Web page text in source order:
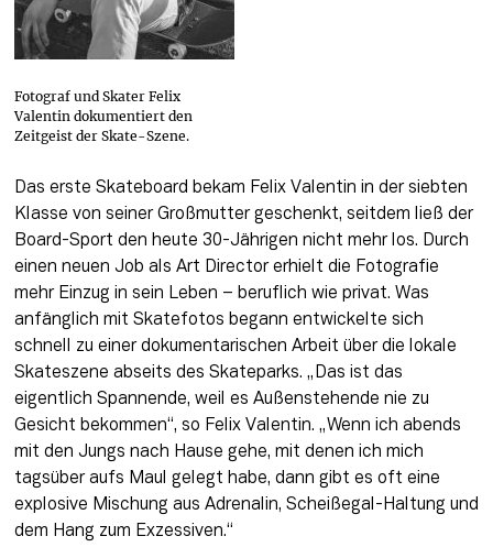
Fotograf und Skater Felix
Valentin dokumentiert den
Zeitgeist der Skate-Szene.
Das erste Skateboard bekam Felix Valentin in der siebten
Klasse von seiner Großmutter geschenkt, seitdem ließ der
Board-Sport den heute 30-Jährigen nicht mehr los. Durch
einen neuen Job als Art Director erhielt die Fotografie
mehr Einzug in sein Leben – beruflich wie privat. Was
anfänglich mit Skatefotos begann entwickelte sich
schnell zu einer dokumentarischen Arbeit über die lokale
Skateszene abseits des Skateparks. „Das ist das
eigentlich Spannende, weil es Außenstehende nie zu
Gesicht bekommen“, so Felix Valentin. „Wenn ich abends
mit den Jungs nach Hause gehe, mit denen ich mich
tagsüber aufs Maul gelegt habe, dann gibt es oft eine
explosive Mischung aus Adrenalin, Scheißegal-Haltung und
dem Hang zum Exzessiven.“